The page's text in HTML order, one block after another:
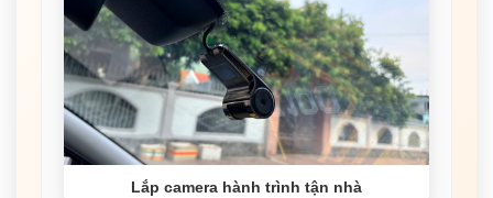
Lắp camera hành trình tận nhà